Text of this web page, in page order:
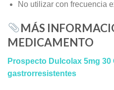
No utilizar con frecuencia
MÁS
MEDICAMENTO
Prospecto Dulcolax 5mg
gastrorresistentes